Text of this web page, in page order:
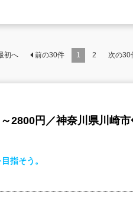
初へ 前の30件 1 2 次の30
2800円／神奈川県川崎
指そう。